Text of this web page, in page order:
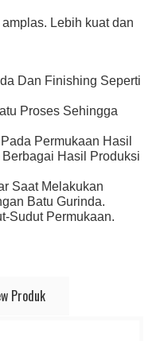
Lebih kuat dan
Dan Finishing Seperti
Proses Sehingga
Permukaan Hasil
Hasil Produksi
Saat Melakukan
Batu Gurinda.
Sudut Permukaan.
Produk